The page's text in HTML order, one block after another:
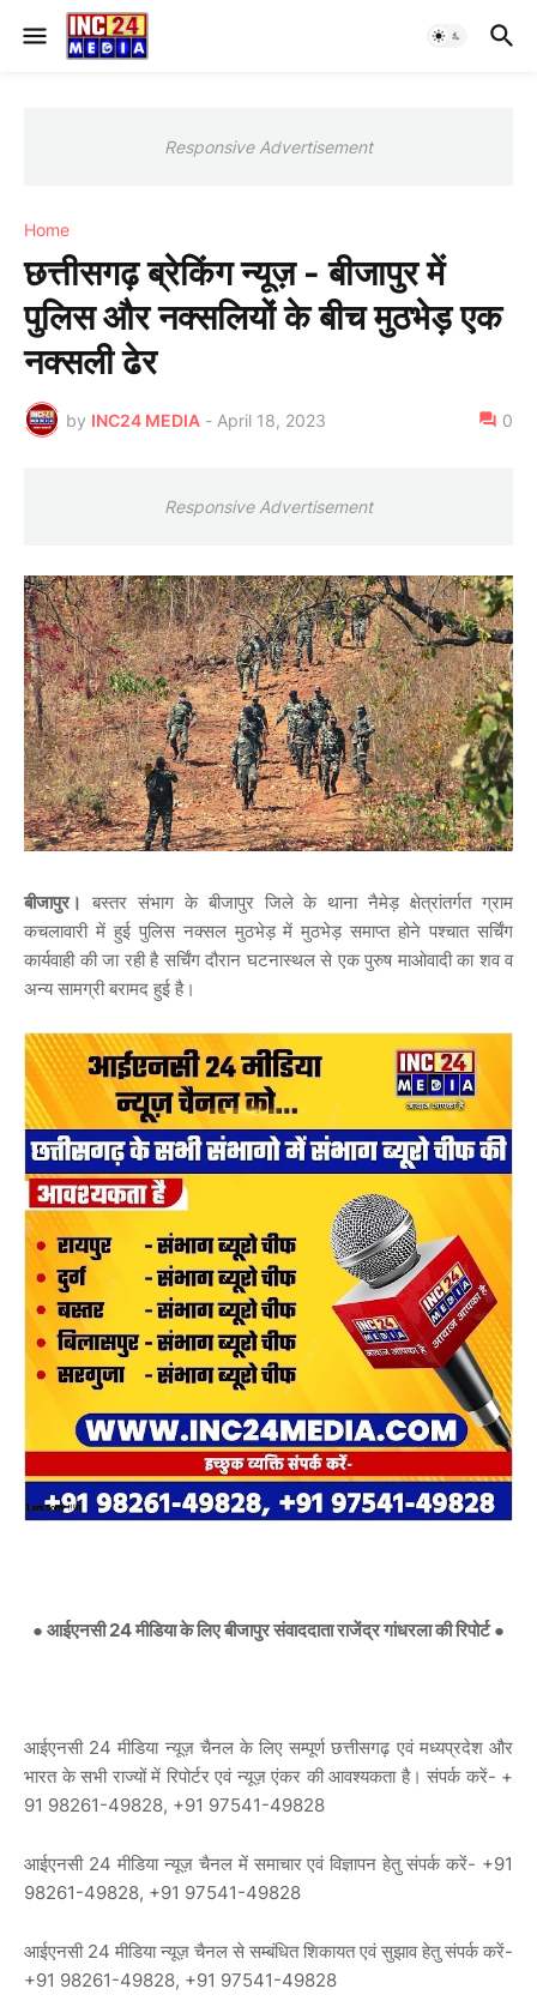
Responsive Advertisement
Home
छत्तीसगढ़ ब्रेकिंग न्यूज़ - बीजापुर में
पुलिस और नक्‍सलियों के बीच मुठभेड़ एक
नक्‍सली ढेर
by INC24 MEDIA - April 18, 2023 0
Responsive Advertisement
बीजापुर। बस्तर संभाग के बीजापुर जिले के थाना नैमेड़ क्षेत्रांतर्गत ग्राम
कचलावारी में हुई पुलिस नक्सल मुठभेड़ में मुठभेड़ समाप्त होने पश्चात सर्चिंग
कार्यवाही की जा रही है सर्चिंग दौरान घटनास्थल से एक पुरुष माओवादी का शव व
अन्य सामग्री बरामद हुई है।
● आईएनसी 24 मीडिया के लिए बीजापुर संवाददाता राजेंद्र गांधरला की रिपोर्ट●
आईएनसी 24 मीडिया न्यूज़ चैनल के लिए सम्पूर्ण छत्तीसगढ़ एवं मध्यप्रदेश और
भारत के सभी राज्यों में रिपोर्टर एवं न्यूज़ एंकर की आवश्यकता है। संपर्क करें- +
91 98261-49828, +91 97541-49828
आईएनसी 24 मीडिया न्यूज़ चैनल में समाचार एवं विज्ञापन हेतु संपर्क करें- +91
98261-49828, +91 97541-49828
आईएनसी 24 मीडिया न्यूज़ चैनल से सम्बंधित शिकायत एवं सुझाव हेतु संपर्क करें-
+91 98261-49828, +91 97541-49828